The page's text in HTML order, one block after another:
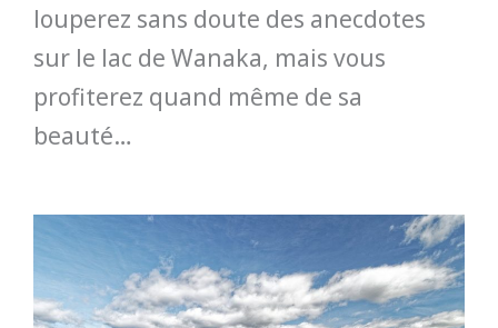
louperez sans doute des anecdotes
sur le lac de Wanaka, mais vous
profiterez quand même de sa
beauté…